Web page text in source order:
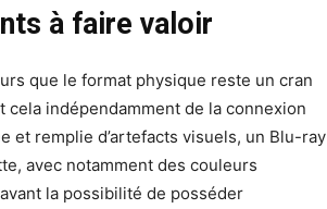
à faire valoir
que le format physique reste un cran
indépendamment de la connexion
et remplie d’artefacts visuels, un Blu-ray
avec notamment des couleurs
la possibilité de posséder